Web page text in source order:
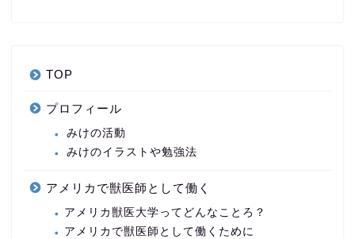
TOP
プロフィール
みけの活動
みけのイラストや勉強法
アメリカで獣医師として働く
アメリカ獣医大学ってどんなことろ？
アメリカで獣医師として働くために